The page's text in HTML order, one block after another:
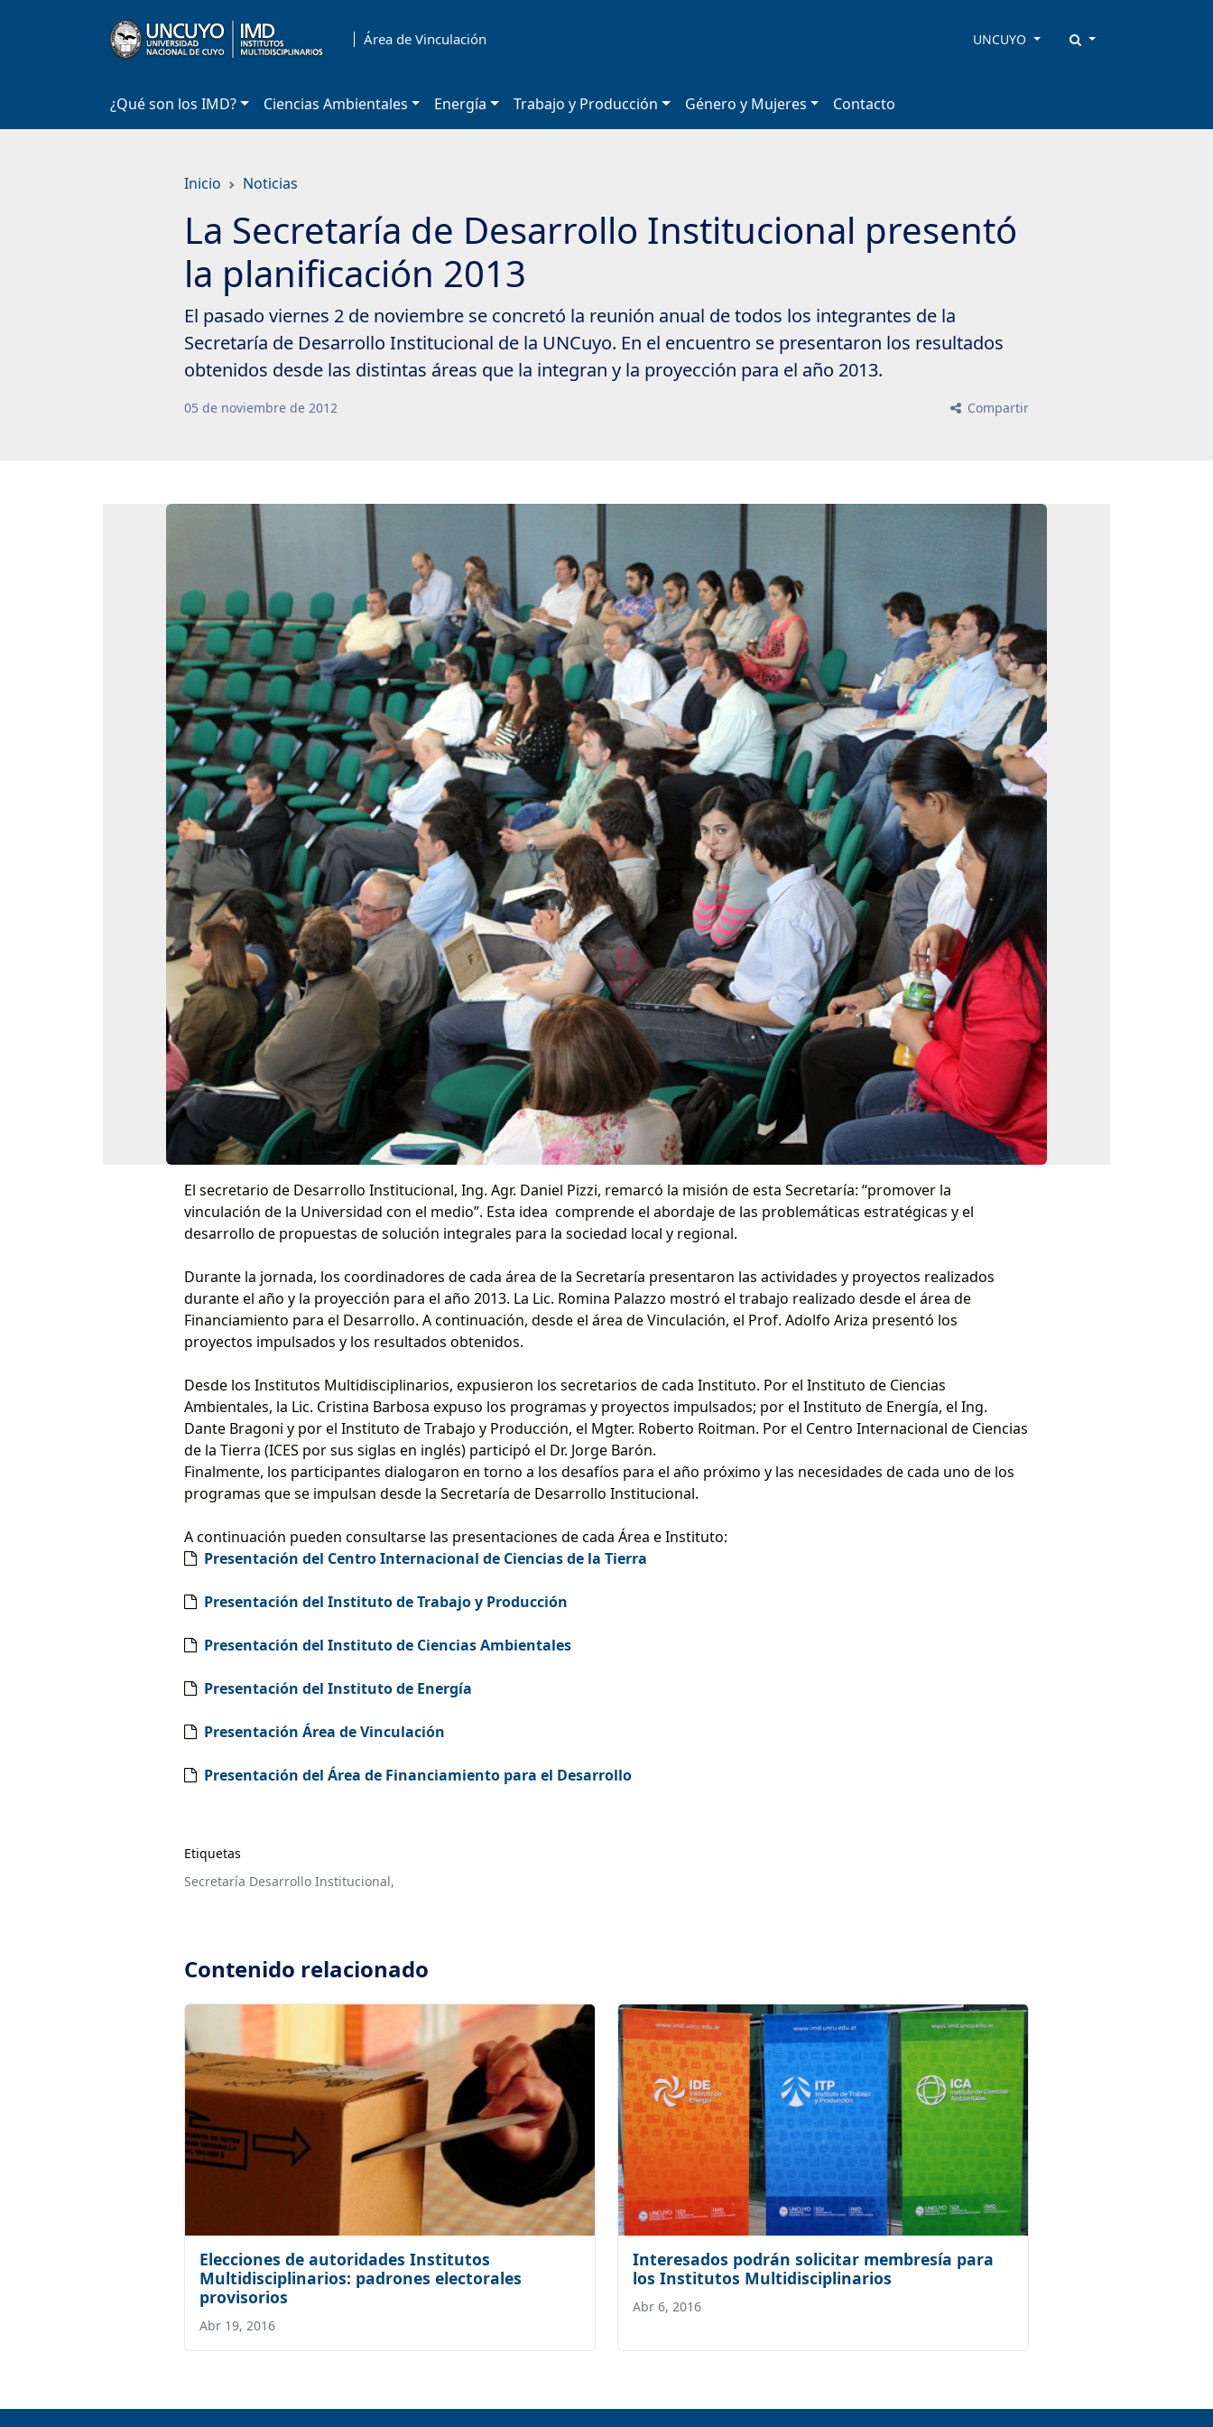
Área de Vinculación UNCUYO
¿Qué son los IMD? Ciencias Ambientales Energía Trabajo y Producción Género y Mujeres Contacto
Inicio Noticias
La Secretaría de Desarrollo Institucional presentó
la planificación 2013
El pasado viernes 2 de noviembre se concretó la reunión anual de todos los integrantes de la
Secretaría de Desarrollo Institucional de la UNCuyo. En el encuentro se presentaron los resultados
obtenidos desde las distintas áreas que la integran y la proyección para el año 2013.
05 de noviembre de 2012 Compartir
El secretario de Desarrollo Institucional, Ing. Agr. Daniel Pizzi, remarcó la misión de esta Secretaría: “promover la
vinculación de la Universidad con el medio”. Esta idea comprende el abordaje de las problemáticas estratégicas y el
desarrollo de propuestas de solución integrales para la sociedad local y regional.
Durante la jornada, los coordinadores de cada área de la Secretaría presentaron las actividades y proyectos realizados
durante el año y la proyección para el año 2013. La Lic. Romina Palazzo mostró el trabajo realizado desde el área de
Financiamiento para el Desarrollo. A continuación, desde el área de Vinculación, el Prof. Adolfo Ariza presentó los
proyectos impulsados y los resultados obtenidos.
Desde los Institutos Multidisciplinarios, expusieron los secretarios de cada Instituto. Por el Instituto de Ciencias
Ambientales, la Lic. Cristina Barbosa expuso los programas y proyectos impulsados; por el Instituto de Energía, el Ing.
Dante Bragoni y por el Instituto de Trabajo y Producción, el Mgter. Roberto Roitman. Por el Centro Internacional de Ciencias
de la Tierra (ICES por sus siglas en inglés) participó el Dr. Jorge Barón.
Finalmente, los participantes dialogaron en torno a los desafíos para el año próximo y las necesidades de cada uno de los
programas que se impulsan desde la Secretaría de Desarrollo Institucional.
A continuación pueden consultarse las presentaciones de cada Área e Instituto:
Presentación del Centro Internacional de Ciencias de la Tierra
Presentación del Instituto de Trabajo y Producción
Presentación del Instituto de Ciencias Ambientales
Presentación del Instituto de Energía
Presentación Área de Vinculación
Presentación del Área de Financiamiento para el Desarrollo
Etiquetas
Secretaría Desarrollo Institucional,
Contenido relacionado
Elecciones de autoridades Institutos
Multidisciplinarios: padrones electorales
provisorios
Abr 19, 2016
Interesados podrán solicitar membresía para
los Institutos Multidisciplinarios
Abr 6, 2016